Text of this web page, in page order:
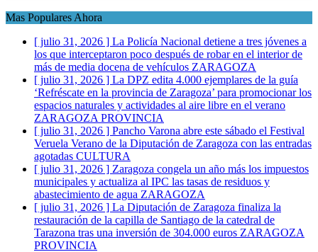
Mas Populares Ahora
[ julio 31, 2026 ] La Policía Nacional detiene a tres jóvenes a
los que interceptaron poco después de robar en el interior de
más de media docena de vehículos ZARAGOZA
[ julio 31, 2026 ] La DPZ edita 4.000 ejemplares de la guía
‘Refréscate en la provincia de Zaragoza’ para promocionar los
espacios naturales y actividades al aire libre en el verano
ZARAGOZA PROVINCIA
[ julio 31, 2026 ] Pancho Varona abre este sábado el Festival
Veruela Verano de la Diputación de Zaragoza con las entradas
agotadas CULTURA
[ julio 31, 2026 ] Zaragoza congela un año más los impuestos
municipales y actualiza al IPC las tasas de residuos y
abastecimiento de agua ZARAGOZA
[ julio 31, 2026 ] La Diputación de Zaragoza finaliza la
restauración de la capilla de Santiago de la catedral de
Tarazona tras una inversión de 304.000 euros ZARAGOZA
PROVINCIA